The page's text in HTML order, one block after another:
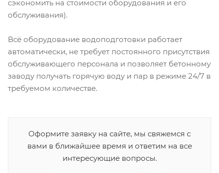
сэкономить на стоимости оборудования и его
обслуживания).
Всё оборудование водоподготовки работает
автоматически, не требует постоянного присутствия
обслуживающего персонала и позволяет бетонному
заводу получать горячую воду и пар в режиме 24/7 в
требуемом количестве.
Оформите заявку на сайте, мы свяжемся с
вами в ближайшее время и ответим на все
интересующие вопросы.